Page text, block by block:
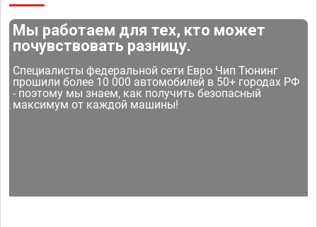
Мы работаем для тех, кто может
почувствовать разницу.
Специалисты федеральной сети Евро Чип Тюнинг
прошили более 10 000 автомобилей в 50+ городах РФ
- поэтому мы знаем, как получить безопасный
максимум от каждой машины!